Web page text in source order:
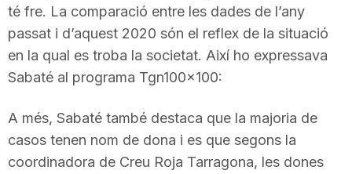
r
g
té fre. La comparació entre les dades de l’any
passat i d’aquest 2020 són el reflex de la situació
en la qual es troba la societat. Així ho expressava
Sabaté al programa Tgn100x100:
A més, Sabaté també destaca que la majoria de
casos tenen nom de dona i es que segons la
coordinadora de Creu Roja Tarragona, les dones